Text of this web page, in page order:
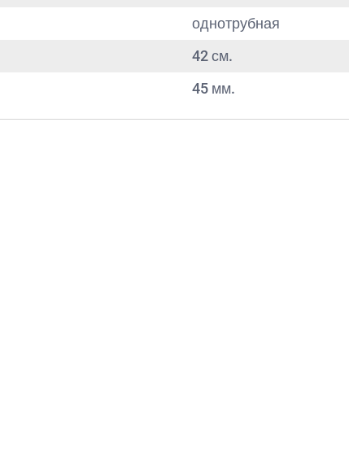
однотрубная
42 см.
45 мм.